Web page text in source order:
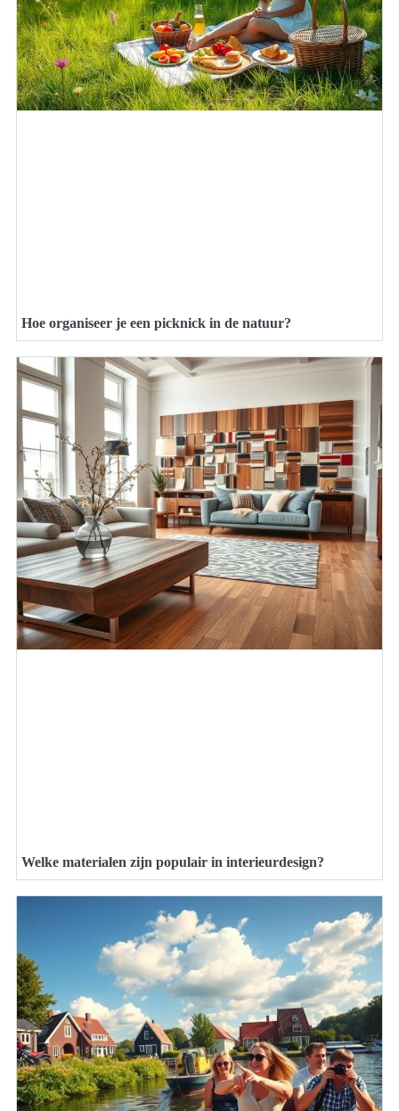
Hoe organiseer je een picknick in de natuur?
Welke materialen zijn populair in interieurdesign?